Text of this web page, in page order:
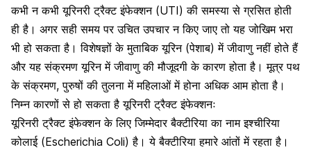
कभी न कभी यूरिनरी ट्रैक्ट इंफेक्शन (UTI) की समस्या से ग्रसित होती
ही है। अगर सही समय पर उचित उपचार न किए जाए तो यह जोखिम भरा
भी हो सकता है। विशेषज्ञों के मुताबिक यूरिन (पेशाब) में जीवाणु नहीं होते हैं
और यह संक्रमण यूरिन में जीवाणु की मौजूदगी के कारण होता है। मूत्र पथ
के संक्रमण, पुरुषों की तुलना में महिलाओं में होना अधिक आम होता है।
निम्न कारणों से हो सकता है यूरिनरी ट्रैक्ट इंफेक्शनः
यूरिनरी ट्रैक्ट इंफेक्शन के लिए जिम्मेदार बैक्टीरिया का नाम इश्चीरिया
कोलाई (Escherichia Coli) है। ये बैक्टीरिया हमारे आंतों में रहता है।